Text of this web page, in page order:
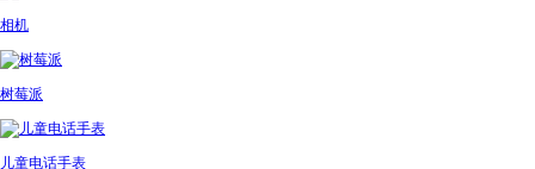
相机
树莓派
儿童电话手表